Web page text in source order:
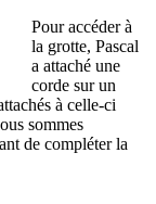
Pour accéder à
la grotte, Pascal
a attaché une
corde sur un
à celle-ci
sommes
de compléter la